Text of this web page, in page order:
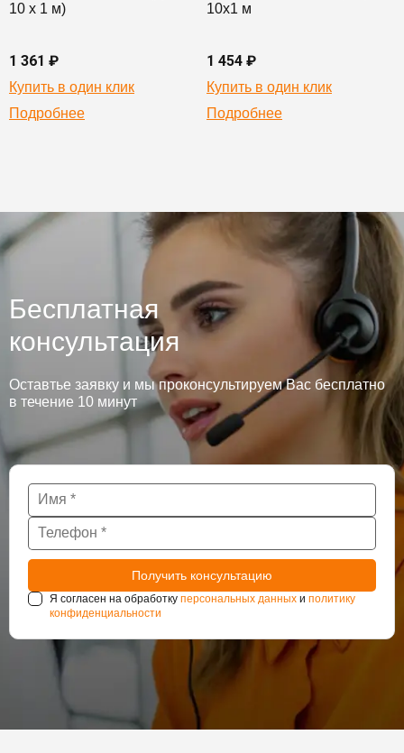
10 х 1 м)
1 361 ₽
Купить в один клик
Подробнее
10х1 м
1 454 ₽
Купить в один клик
Подробнее
Бесплатная
консультация
Оставтье заявку и мы проконсультируем Вас бесплатно
в течение 10 минут
Я согласен на обработку персональных данных и политику
конфиденциальности